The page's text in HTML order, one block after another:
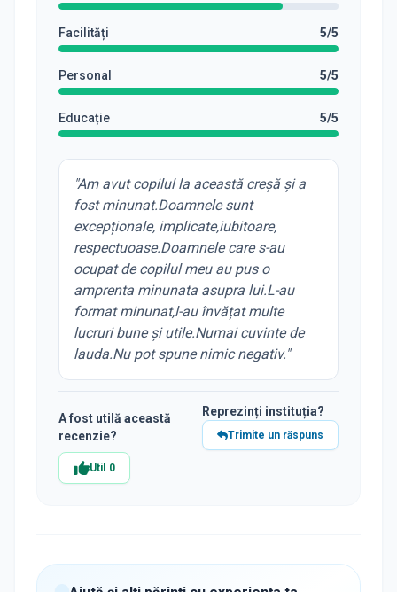
Facilități 5/5
Personal 5/5
Educație 5/5
"Am avut copilul la această creșă și a
fost minunat.Doamnele sunt
excepționale, implicate,iubitoare,
respectuoase.Doamnele care s-au
ocupat de copilul meu au pus o
amprenta minunata asupra lui.L-au
format minunat,l-au învățat multe
lucruri bune și utile.Numai cuvinte de
lauda.Nu pot spune nimic negativ."
A fost utilă această
recenzie?
Util 0
Reprezinți instituția?
Trimite un răspuns